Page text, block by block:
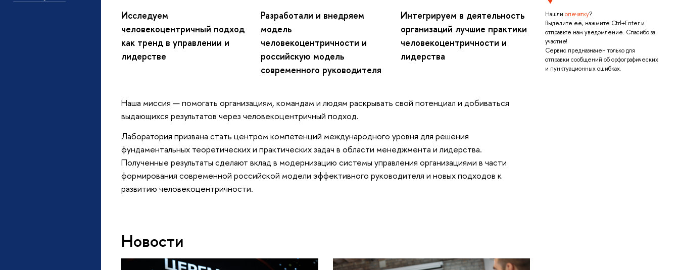
Нашли опечатку?
Выделите её, нажмите Ctrl+Enter и
отправьте нам уведомление. Спасибо за
участие!
Сервис предназначен только для
отправки сообщений об орфографических
и пунктуационных ошибках.
Исследуем
человекоцентричный подход
как тренд в управлении и
лидерстве
Разработали и внедряем
модель
человекоцентричности и
российскую модель
современного руководителя
Интегрируем в деятельность
организаций лучшие практики
человекоцентричности и
лидерства
Наша миссия — помогать организациям, командам и людям раскрывать свой потенциал и добиваться
выдающихся результатов через человекоцентричный подход.
Лаборатория призвана стать центром компетенций международного уровня для решения
фундаментальных теоретических и практических задач в области менеджмента и лидерства.
Полученные результаты сделают вклад в модернизацию системы управления организациями в части
формирования современной российской модели эффективного руководителя и новых подходов к
развитию человекоцентричности.
Новости